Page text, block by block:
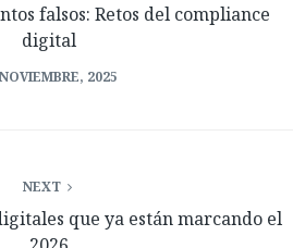
falsos: Retos del compliance
digital
2025
NEXT
que ya están marcando el